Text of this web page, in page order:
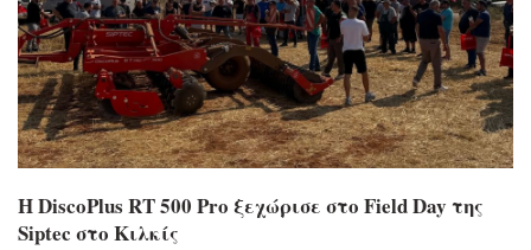
Η DiscoPlus RT 500 Pro ξεχώρισε στο Field Day της
Siptec στο Κιλκίς